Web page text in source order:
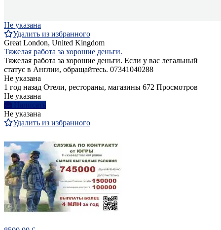
Не указана
Удалить из избранного
Great London, United Kingdom
Тяжелая работа за хорошие деньги.
Тяжелая работа за хорошие деньги. Если у вас легальный
статус в Англии, обращайтесь. 07341040288
Не указана
1 год назад Отели, рестораны, магазины 672 Просмотров
Не указана
Написать
Не указана
Удалить из избранного